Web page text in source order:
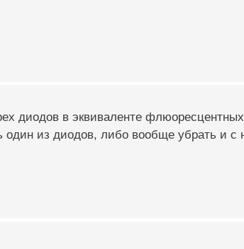
диодов в эквиваленте
из диодов, либо вообще убрать и с